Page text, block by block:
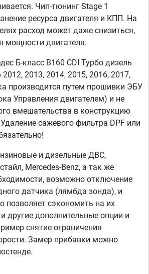
Чип-тюнинг Stage 1
ресурса двигателя и КПП. На
расход может даже снизиться,
мощности двигателя.
Б-класс B160 CDI Турбо дизель
2013, 2014, 2015, 2016, 2017,
производится путем прошивки ЭБУ
Управления двигателем) и не
вмешательства в конструкцию
сажевого фильтра DPF или
и дизельные ДВС,
Mercedes-Benz, а так же
возможно отключение
датчика (лямбда зонда), и
позволяет сэкономить на их
другие дополнительные опции и
снятие ограничения
Замер прибавки можно